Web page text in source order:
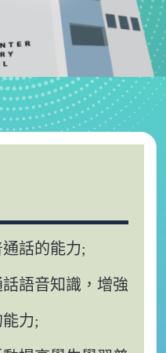
話的能力;
語音知識，增強
力;